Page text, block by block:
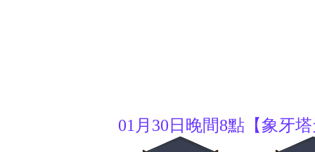
01月30日晚間8點【象牙